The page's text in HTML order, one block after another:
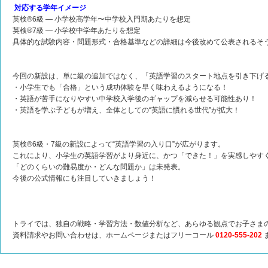
対応する学年イメージ
英検®6級 — 小学校高学年〜中学校入門期あたりを想定
英検®7級 — 小学校中学年あたりを想定
具体的な試験内容・問題形式・合格基準などの詳細は今後改めて公表されるそ
今回の新設は、単に級の追加ではなく、「英語学習のスタート地点を引き下げ
・小学生でも「合格」という成功体験を早く味わえるようになる！
・英語が苦手になりやすい中学校入学後のギャップを減らせる可能性あり！
・英語を学ぶ子どもが増え、全体としての“英語に慣れる世代”が拡大！
英検®6級・7級の新設によって“英語学習の入り口”が広がります。
これにより、小学生の英語学習がより身近に、かつ「できた！」を実感しやす
「どのくらいの難易度か・どんな問題か」は未発表。
今後の公式情報にも注目していきましょう！
トライでは、独自の戦略・学習方法・数値分析など、あらゆる観点でお子さま
資料請求やお問い合わせは、ホームページまたはフリーコール 0120-555-202